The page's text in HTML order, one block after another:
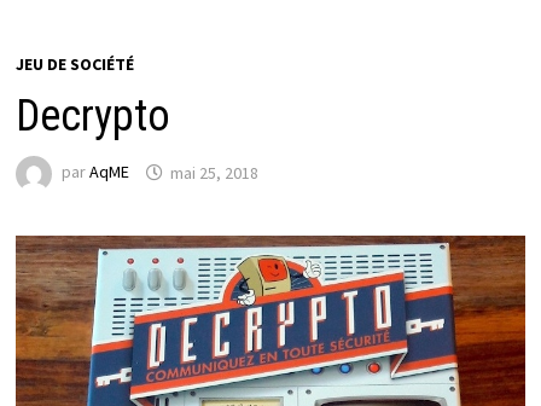
JEU DE SOCIÉTÉ
Decrypto
parAqME mai 25, 2018